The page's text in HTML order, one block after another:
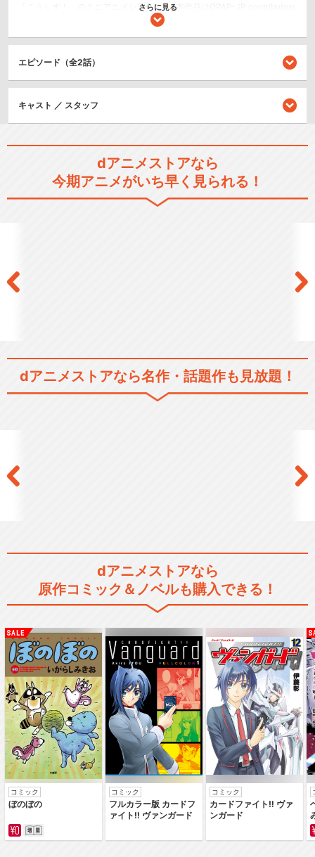
「こうしす！」のミニアニメシリーズ。※本作品はOPAP-JP contributors
によりオープンソース方式で制作された「こうしす！」を、京姫鉄道合
C-BY 4.0ライセンスにて入手可能です。
コメディ/ギャグ
シリーズ／関連のアニメ作品
こうしす！EEラジオドラマ
さらに見る
エピソード（全2話）
キャスト ／ スタッフ
dアニメストアなら
今期アニメがいち早く見られる！
dアニメストアなら名作・話題作も見放題！
dアニメストアなら
原作コミック＆ノベルも購入できる！
コミック
ぼのぼの
コミック
フルカラー版 カードフ
ァイト‼ ヴァンガード
コミック
カードファイト‼ ヴァ
ンガード